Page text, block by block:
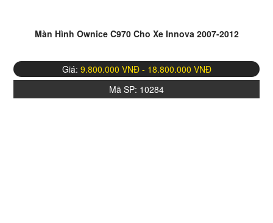
Màn Hình Ownice C970 Cho Xe Innova 2007-2012
Giá: 9.800.000 VNĐ - 18.800.000 VNĐ
Mã SP: 10284